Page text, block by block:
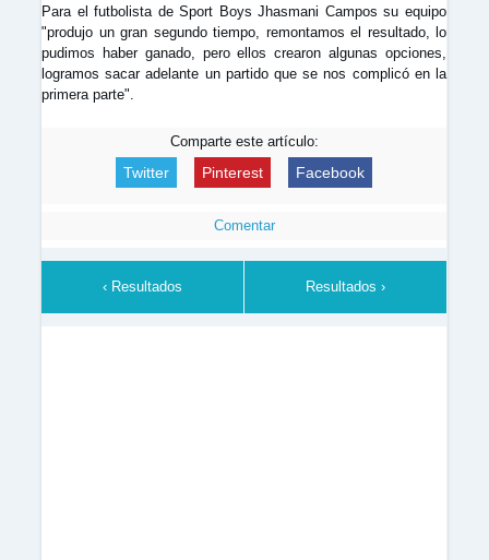
Para el futbolista de Sport Boys Jhasmani Campos su equipo
"produjo un gran segundo tiempo, remontamos el resultado, lo
pudimos haber ganado, pero ellos crearon algunas opciones,
logramos sacar adelante un partido que se nos complicó en la
primera parte".
Comparte este artículo:
Twitter Pinterest Facebook
Comentar
‹ Resultados Resultados ›